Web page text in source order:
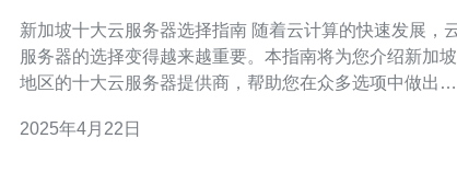
新加坡十大云服务器选择指南 随着云计算的快速发展，云
服务器的选择变得越来越重要。本指南将为您介绍新加坡
地区的十大云服务器提供商，帮助您在众多选项中做出明
活性和可扩展性等。了解这些优势将有助于您选择适合您
2025年4月22日